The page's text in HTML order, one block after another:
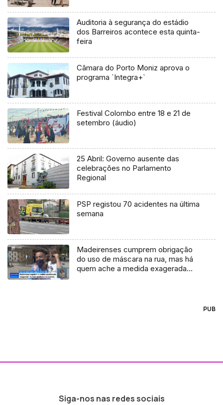
Auditoria à segurança do estádio
dos Barreiros acontece esta quinta-
feira
Câmara do Porto Moniz aprova o
programa `Integra+`
Festival Colombo entre 18 e 21 de
setembro (áudio)
25 Abril: Governo ausente das
celebrações no Parlamento
Regional
PSP registou 70 acidentes na última
semana
Madeirenses cumprem obrigação
do uso de máscara na rua, mas há
quem ache a medida exagerada
PUB
Siga-nos nas redes sociais